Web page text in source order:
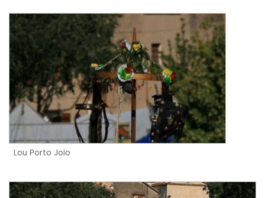
Lou Porto Joio